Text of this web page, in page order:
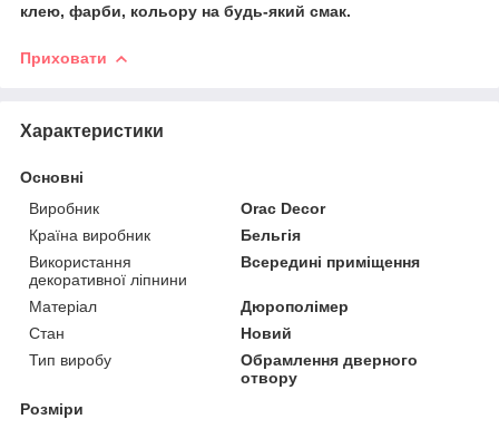
клею, фарби, кольору на будь-який смак.
Приховати
Характеристики
Основні
Виробник
Orac Decor
Країна виробник
Бельгія
Використання
декоративної ліпнини
Всередині приміщення
Матеріал
Дюрополімер
Стан
Новий
Тип виробу
Обрамлення дверного
отвору
Розміри